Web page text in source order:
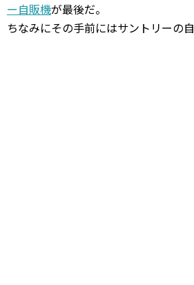
ー自販機が最後だ。
ちなみにその手前にはサントリーの